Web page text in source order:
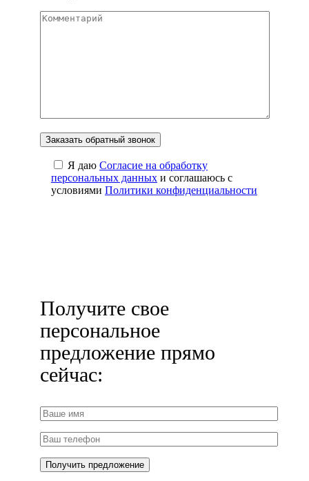
Я даю Cогласие на обработку
персональных данных и соглашаюсь с
условиями Политики конфиденциальности
Получите свое
персональное
предложение прямо
сейчас: